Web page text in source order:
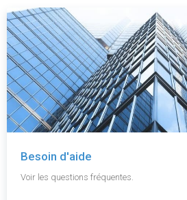
Besoin d'aide
Voir les questions fréquentes.